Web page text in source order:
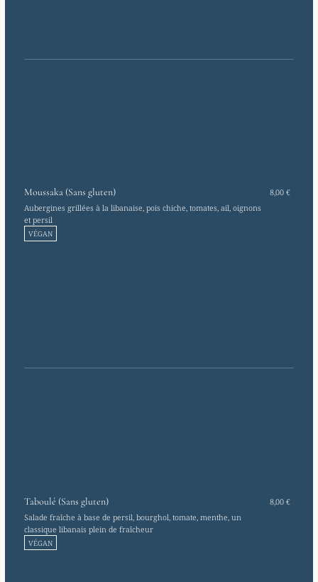
Moussaka (Sans gluten)
Aubergines grillées à la libanaise, pois chiche, tomates, ail, oignons
et persil
VÉGAN
8,00 €
Taboulé (Sans gluten)
Salade fraîche à base de persil, bourghol, tomate, menthe, un
classique libanais plein de fraîcheur
VÉGAN
8,00 €